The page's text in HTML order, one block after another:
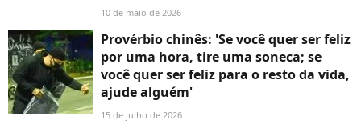
10 de maio de 2026
Provérbio chinês: 'Se você quer ser feliz
por uma hora, tire uma soneca; se
você quer ser feliz para o resto da vida,
ajude alguém'
15 de julho de 2026